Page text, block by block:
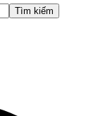
Tìm kiếm